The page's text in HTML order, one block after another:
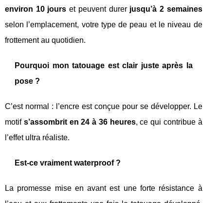
environ 10 jours et peuvent durer jusqu’à 2 semaines
selon l’emplacement, votre type de peau et le niveau de
frottement au quotidien.
Pourquoi mon tatouage est clair juste après la
pose ?
C’est normal : l’encre est conçue pour se développer. Le
motif s’assombrit en 24 à 36 heures, ce qui contribue à
l’effet ultra réaliste.
Est-ce vraiment waterproof ?
La promesse mise en avant est une forte résistance à